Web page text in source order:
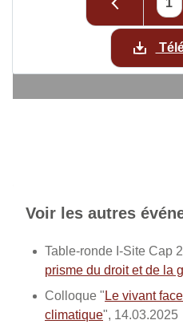
Voir les autres
Table-ronde I-Site Cap
prisme du droit et de la
Colloque "Le vivant
climatique", 14.03.2025